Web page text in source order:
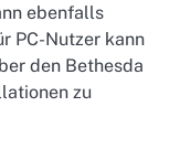
ebenfalls
PC-Nutzer kann
den Bethesda
zu